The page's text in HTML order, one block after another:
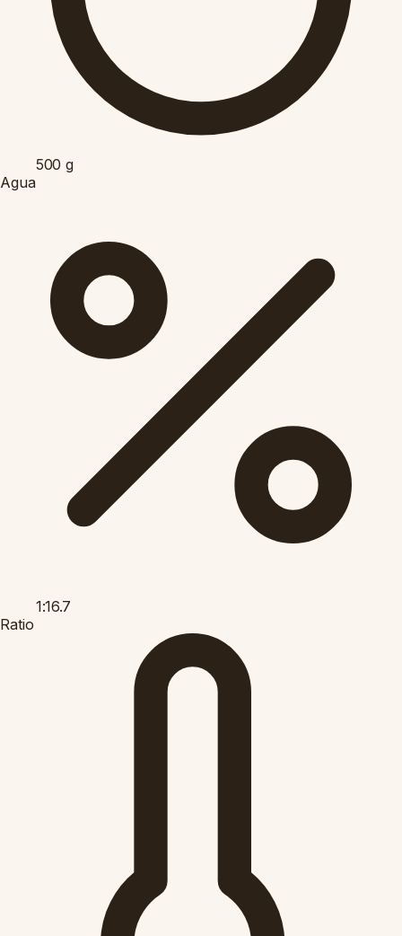
500 g
Agua
1:16.7
Ratio